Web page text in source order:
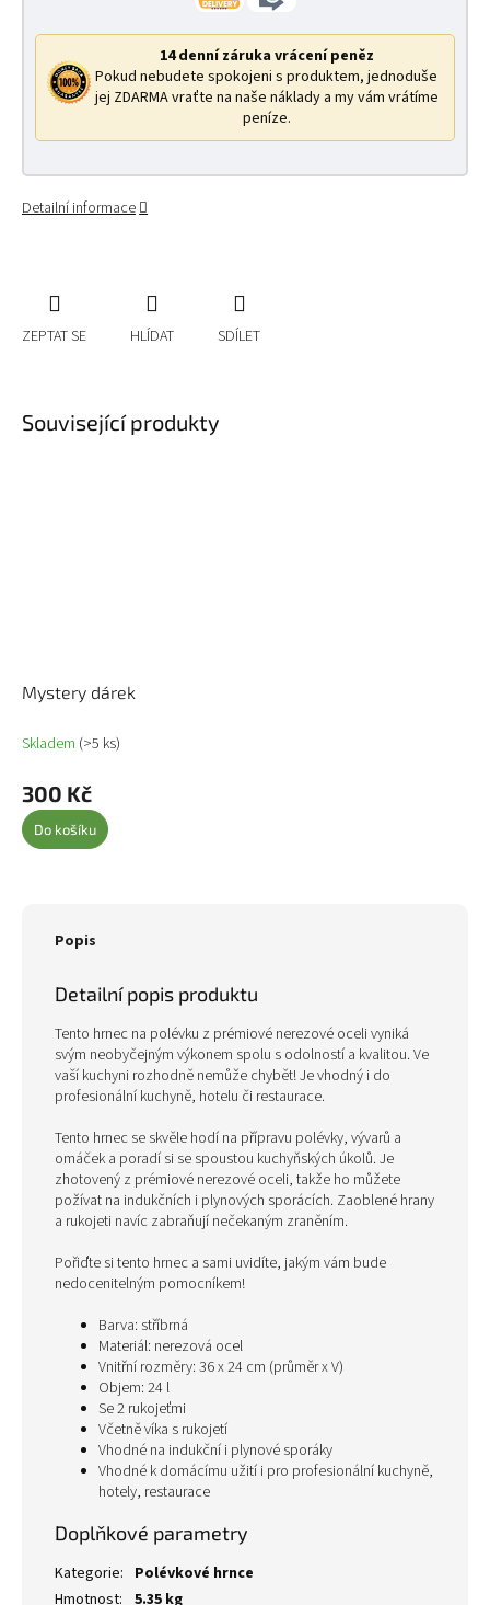
14 denní záruka vrácení peněz
Pokud nebudete spokojeni s produktem, jednoduše
jej ZDARMA vraťte na naše náklady a my vám vrátíme
peníze.
Detailní informace
ZEPTAT SE HLÍDAT SDÍLET
Související produkty
Mystery dárek
Skladem (>5 ks)
300 Kč
Do košíku
Popis
Detailní popis produktu
Tento hrnec na polévku z prémiové nerezové oceli vyniká
svým neobyčejným výkonem spolu s odolností a kvalitou. Ve
vaší kuchyni rozhodně nemůže chybět! Je vhodný i do
profesionální kuchyně, hotelu či restaurace.
Tento hrnec se skvěle hodí na přípravu polévky, vývarů a
omáček a poradí si se spoustou kuchyňských úkolů. Je
zhotovený z prémiové nerezové oceli, takže ho můžete
požívat na indukčních i plynových sporácích. Zaoblené hrany
a rukojeti navíc zabraňují nečekaným zraněním.
Pořiďte si tento hrnec a sami uvidíte, jakým vám bude
nedocenitelným pomocníkem!
Barva: stříbrná
Materiál: nerezová ocel
Vnitřní rozměry: 36 x 24 cm (průměr x V)
Objem: 24 l
Se 2 rukojeťmi
Včetně víka s rukojetí
Vhodné na indukční i plynové sporáky
Vhodné k domácímu užití i pro profesionální kuchyně,
hotely, restaurace
Doplňkové parametry
Kategorie: Polévkové hrnce
Hmotnost: 5.35 kg